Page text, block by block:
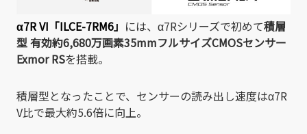
α7R VI「ILCE-7RM6」 には、α7Rシリーズで初めて積層
型有効約6,680万画素35mmフルサイズCMOSセンサー
Exmor RSを搭載。
積層型となったことで、センサーの読み出し速度はα7R
V比で最大約5.6倍に向上。